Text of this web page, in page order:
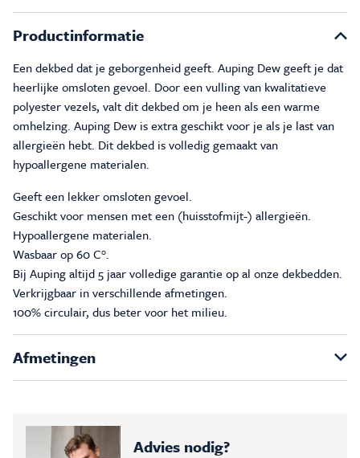
Productinformatie
Een dekbed dat je geborgenheid geeft. Auping Dew geeft je dat
heerlijke omsloten gevoel. Door een vulling van kwalitatieve
polyester vezels, valt dit dekbed om je heen als een warme
omhelzing. Auping Dew is extra geschikt voor je als je last van
allergieën hebt. Dit dekbed is volledig gemaakt van
hypoallergene materialen.
Geeft een lekker omsloten gevoel.
Geschikt voor mensen met een (huisstofmijt-) allergieën.
Hypoallergene materialen.
Wasbaar op 60 C°.
Bij Auping altijd 5 jaar volledige garantie op al onze dekbedden.
Verkrijgbaar in verschillende afmetingen.
100% circulair, dus beter voor het milieu.
Afmetingen
Advies nodig?